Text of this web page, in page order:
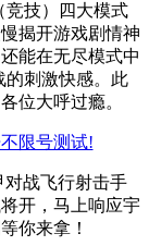
竞技）四大模式
揭开游戏剧情神
能在无尽模式中
的刺激快感。此
位大呼过瘾。
战飞行射击手
开，马上响应宇
你来拿！